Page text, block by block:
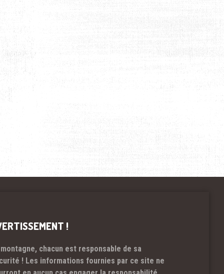
!
montagne, chacun est responsable de sa
! Les informations fournies par ce site ne